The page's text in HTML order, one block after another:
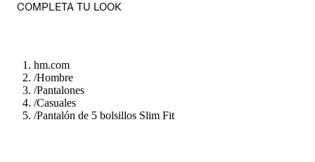
COMPLETA TU LOOK
hm.com
/Hombre
/Pantalones
/Casuales
/Pantalón de 5 bolsillos Slim Fit